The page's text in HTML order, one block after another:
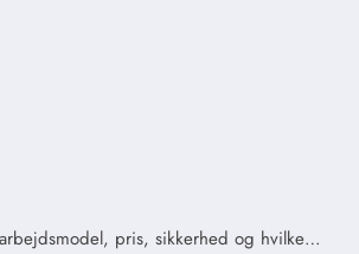
pris, sikkerhed og hvilke…